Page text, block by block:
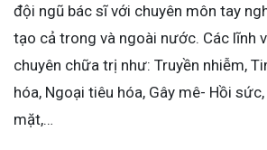
đội ngũ bác sĩ với chuyên môn tay
tạo cả trong và ngoài nước. Các lĩnh
chuyên chữa trị như: Truyền nhiễm,
hóa, Ngoại tiêu hóa, Gây mê- Hồi
mặt,…